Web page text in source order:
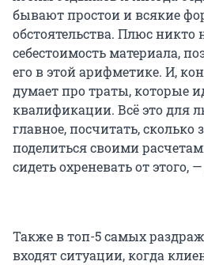
бывают простои и всякие
обстоятельства. Плюс никто
себестоимость материала,
его в этой арифметике. И,
думает про траты, которые
квалификации. Всё это для
главное, посчитать, сколько
поделиться своими
сидеть охреневать от этого,
Также в топ-5 самых
входят ситуации, когда